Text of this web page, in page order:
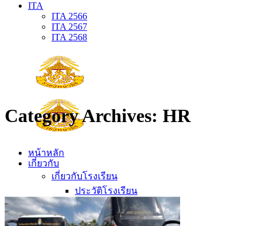
ITA
ITA 2566
ITA 2567
ITA 2568
หน้าหลัก
เกี่ยวกับ
เกี่ยวกับโรงเรียน
ประวัติโรงเรียน
ตราประจำโรงเรียน
ปรัชญาโรงเรียน
Category Archives: HR